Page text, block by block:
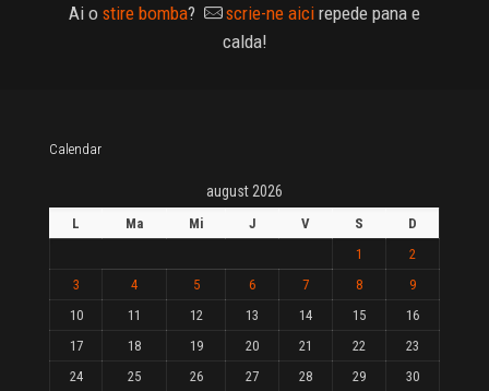
Ai o stire bomba? scrie-ne aici repede pana e
calda!
Calendar
august 2026
L Ma Mi J V S
D
1
2
3
4 5 6 7 8
9
10
11 12 13 14 15
16
17
18 19 20 21 22
23
24
25 26 27 28 29
30